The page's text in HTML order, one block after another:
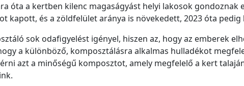
óta a kertben kilenc magaságyást helyi lakosok gondoznak
kapott, és a zöldfelület aránya is növekedett, 2023 óta
sok odafigyelést igényel, hiszen az, hogy az emberek
a különböző, komposztálásra alkalmas hulladékot
azt a minőségű komposztot, amely megfelelő a kert